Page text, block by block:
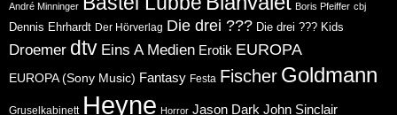
André Minninger Boris Pfeiffer cbj
Dennis Ehrhardt Der Hörverlag Die drei ??? Die drei ??? Kids
Droemer dtv Eins A Medien Erotik EUROPA
EUROPA (Sony Music) Fantasy Festa Fischer Goldmann
Gruselkabinett Heyne Horror Jason Dark John Sinclair